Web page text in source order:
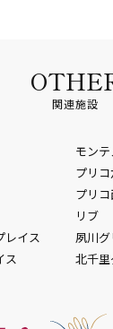
関連施設
モン
プリ
プリ
リブ
レイス
夙川
ス
北千